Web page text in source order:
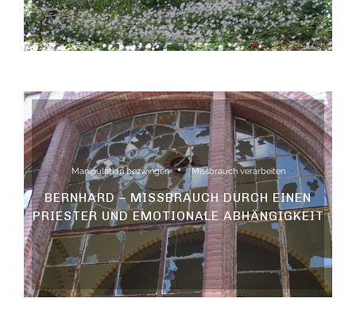
Manipulation bezwingen Missbrauch verarbeiten
BERNHARD – MISSBRAUCH DURCH EINEN
PRIESTER UND EMOTIONALE ABHÄNGIGKEIT